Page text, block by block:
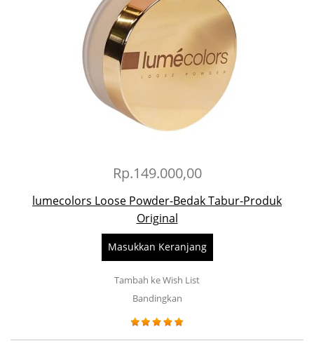
Rp.149.000,00
lumecolors Loose Powder-Bedak Tabur-Produk
Original
Masukkan Keranjang
Tambah ke Wish List
Bandingkan